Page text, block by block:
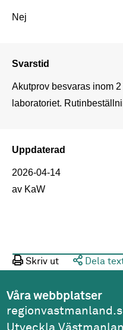
Nej
Svarstid
Akutprov besvaras inom
laboratoriet.
Uppdaterad
2026-04-14
av KaW
Skriv ut Dela
Våra webbplatser